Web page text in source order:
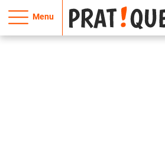
Menu